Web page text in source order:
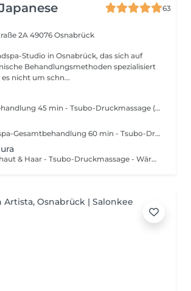
63
2A 49076 Osnabrück
Studio in Osnabrück, das sich auf
Behandlungsmethoden spezialisiert
nicht um schn...
Mini Headspa-Behandlung 45 min - Tsubo-Druckmassage (Kopf) - Wärmende Augenmaske - Einfache Haarwäsche mit Momu-Massage - Haarmaske (Fino Premium Touch Hair Mask) - Gesichtsmassage (inkl. Nacken & Dekolleté) - Augenpflege & Tagescreme mit SPF (Kiyomi Skin) - Rotlichttherapie zur Wirkstoffaufnahme - Dyson Airwrap i.d. Multi Haarstyler
Klassische Headspa-Gesamtbehandlung 60 min - Tsubo-Druckmassage (Kopf) - Wärmende Augenmaske - Gesichtsreinigung, Toner, Serum (Kiyomi Skin) - Einfache Haarwäsche mit Momu-Massage (Genki Hair) - Haarmaske (Shiseido - Fino Premium Touch Hair Mask) - Gesichtsmassage (inkl. Nacken & Dekolleté) - Augenpflege & Tagescreme mit SPF (Kiyomi Skin) - Rotlichttherapie zur Wirkstoffaufnahme - Dyson Airwrap i.d. Multi Haarstyler
- Fokus auf Kopfhaut & Haar - Tsubo-Druckmassage - Wärmende Augenmaske - Doppelte Haarwäsche mit Momu-Massage - Haarmaske unter Rotlicht (Fino Premium Touch Hair Mask) - Kopfhautserum & Conditioner (Genki Hair) - Fußbad + Tee inklusive - Dyson Airwrap i.d. Multi Haarstyler